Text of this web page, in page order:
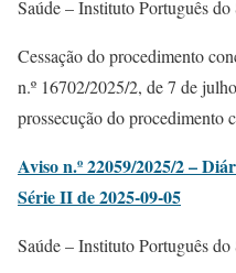
Saúde – Instituto Português
Cessação do procedimento
n.º 16702/2025/2, de 7 de
prossecução do procedimento
Aviso n.º 22059/2025/2 –
Série II de 2025-09-05
Saúde – Instituto Português